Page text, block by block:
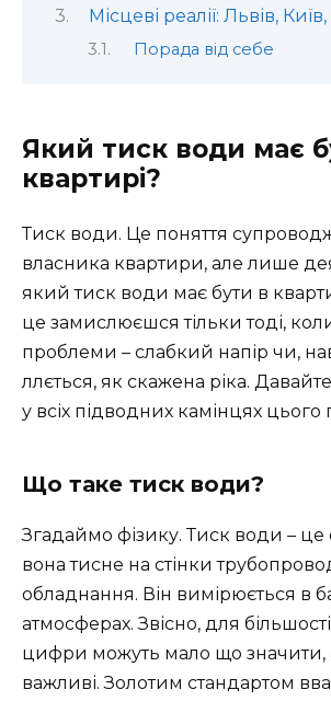
Місцеві реалії: Львів,
Порада від себе
Який тиск води має
квартирі?
Тиск води. Це поняття
власника квартири, але лише
який тиск води має бути в
це замислюєшся тільки тоді,
проблеми – слабкий напір чи,
ллється, як скажена ріка.
у всіх підводних камінцях
Що таке тиск води?
Згадаймо фізику. Тиск води – це
вона тисне на стінки
обладнання. Він вимірюється в
атмосферах. Звісно, для
цифри можуть мало що значити,
важливі. Золотим стандартом